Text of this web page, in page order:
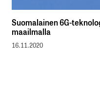
Suomalainen 6G-
maailmalla
16.11.2020